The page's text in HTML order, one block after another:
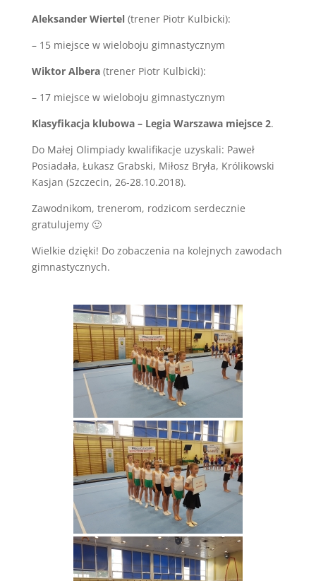
Aleksander Wiertel (trener Piotr Kulbicki):
– 15 miejsce w wieloboju gimnastycznym
Wiktor Albera (trener Piotr Kulbicki):
– 17 miejsce w wieloboju gimnastycznym
Klasyfikacja klubowa – Legia Warszawa miejsce 2.
Do Małej Olimpiady kwalifikacje uzyskali: Paweł
Posiadała, Łukasz Grabski, Miłosz Bryła, Królikowski
Kasjan (Szczecin, 26-28.10.2018).
Zawodnikom, trenerom, rodzicom serdecznie
gratulujemy 🙂
Wielkie dzięki! Do zobaczenia na kolejnych zawodach
gimnastycznych.